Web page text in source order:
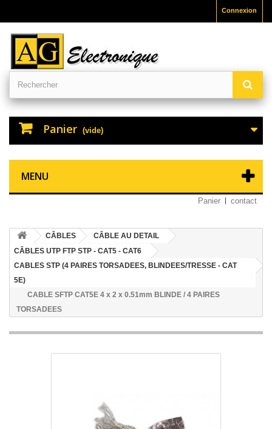
Connexion
Panier (vide)
MENU
Panier contact
CÂBLES
CÂBLE AU DETAIL
CÂBLES UTP FTP STP - CAT5 - CAT6
CABLES STP (4 PAIRES TORSADEES, BLINDEES/TRESSE - CAT
5E)
CABLE SFTP CAT5E 4 x 2 x 0.51mm BLINDE / 4 PAIRES
TORSADEES